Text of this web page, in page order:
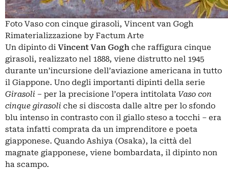
Foto Vaso con cinque girasoli, Vincent van Gogh
Rimaterializzazione by Factum Arte
Un dipinto di Vincent Van Gogh che raffigura cinque
girasoli, realizzato nel 1888, viene distrutto nel 1945
durante un’incursione dell’aviazione americana in tutto
il Giappone. Uno degli importanti dipinti della serie
Girasoli – per la precisione l’opera intitolata Vaso con
cinque girasoli che si discosta dalle altre per lo sfondo
blu intenso in contrasto con il giallo steso a tocchi – era
stata infatti comprata da un imprenditore e poeta
giapponese. Quando Ashiya (Osaka), la città del
magnate giapponese, viene bombardata, il dipinto non
ha scampo.